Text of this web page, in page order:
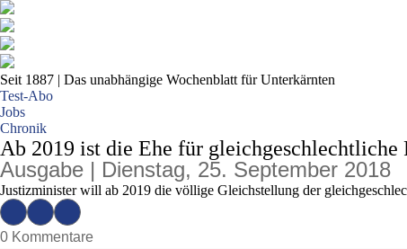
Seit 1887 | Das unabhängige Wochenblatt für Unterkärnten
Test-Abo
Jobs
Chronik
Ab 2019 ist die Ehe für gleichgeschlechtliche
Ausgabe | Dienstag, 25. September 2018
Justizminister will ab 2019 die völlige Gleichstellung der
0 Kommentare